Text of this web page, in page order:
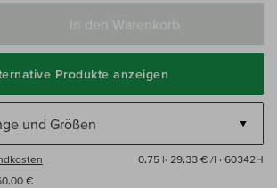
In den Warenkorb
Produkte anzeigen
0,75 l· 29,33 € /l · 60342H
€